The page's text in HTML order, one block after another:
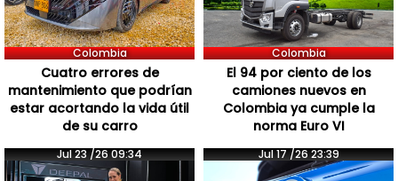
Colombia
Cuatro errores de
mantenimiento que podrían
estar acortando la vida útil
de su carro
Colombia
El 94 por ciento de los
camiones nuevos en
Colombia ya cumple la
norma Euro VI
Jul 23 /26 09:34 Jul 17 /26 23:39